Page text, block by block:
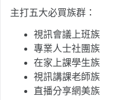
主打五大必買族群：
視訊會議上班族
專業人士社團族
在家上課學生族
視訊講課老師族
直播分享網美族